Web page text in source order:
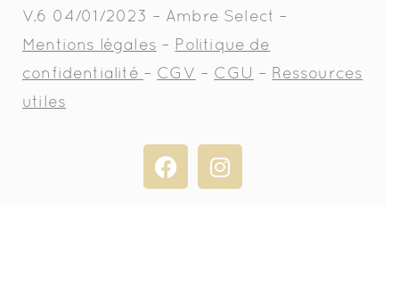
V.6 04/01/2023 – Ambre Select –
Mentions légales – Politique de
confidentialité – CGV – CGU – Ressources
utiles